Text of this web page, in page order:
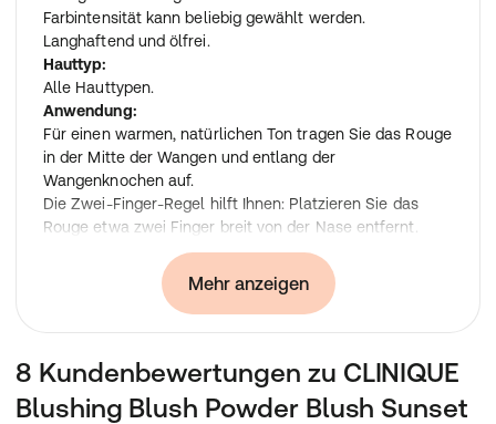
Farbintensität kann beliebig gewählt werden.
Langhaftend und ölfrei.
Hauttyp:
Alle Hauttypen.
Anwendung:
Für einen warmen, natürlichen Ton tragen Sie das Rouge
in der Mitte der Wangen und entlang der
Wangenknochen auf.
Die Zwei-Finger-Regel hilft Ihnen: Platzieren Sie das
Rouge etwa zwei Finger breit von der Nase entfernt.
Blenden Sie es von dort aus perfekt nach oben ein.
Zusammensetzung:
Talc , Dimethicone , Silica , Zinc Stearate , Nylon-12 ,
Lauryl Laurate , Tetrasodium Edta , Potassium Sorbate ,
Iron Oxides (Ci 77491, Ci 77492, Ci 77499) , Bismuth
Oxychloride (Ci 77163) , Yellow 5 Lake (Ci 19140) ,
Carmine (Ci 75470) , Red 7 Lake (Ci 15850) , Ferric
Mehr anzeigen
8 Kundenbewertungen zu CLINIQUE
Blushing Blush Powder Blush Sunset